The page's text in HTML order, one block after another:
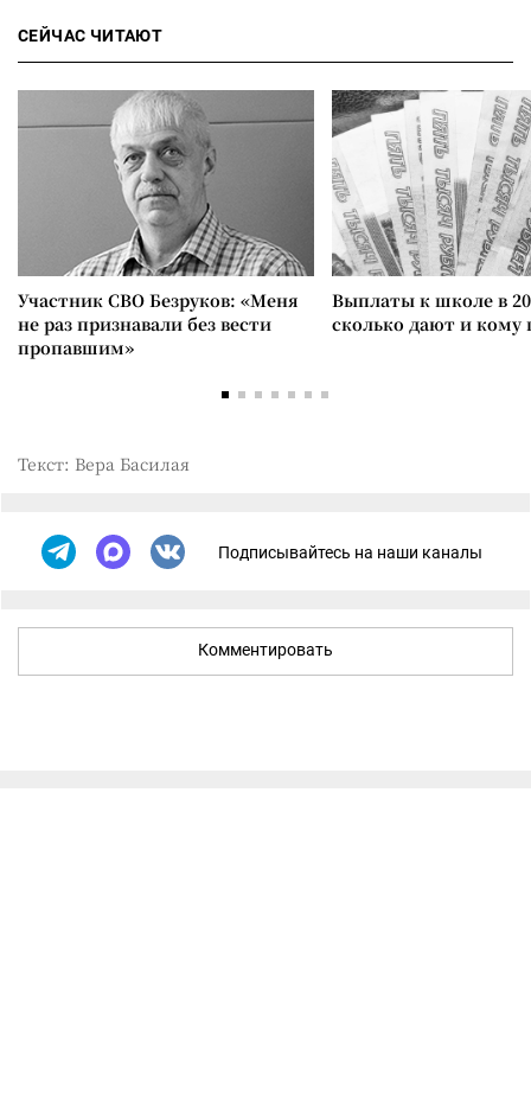
СЕЙЧАС ЧИТАЮТ
Участник СВО Безруков: «Меня
не раз признавали без вести
пропавшим»
Выплаты к школе в
сколько дают и
Текст: Вера Басилая
Подписывайтесь на наши каналы
Комментировать